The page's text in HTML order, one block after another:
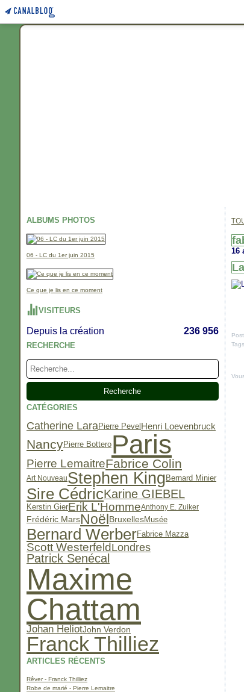
ALBUMS PHOTOS
06 - LC du 1er juin 2015
Ce que je lis en ce moment
VISITEURS
Depuis la création 236 956
RECHERCHE
CATÉGORIES
Catherine LaraPierre PevelHenri Loevenbruck
NancyPierre Bottero Paris
Pierre LemaitreFabrice Colin
Art NouveauStephen KingBernard Minier
Sire CédricKarine GIEBEL
Kerstin GierErik L'HommeAnthony E. Zuiker
Frédéric MarsNoëlBruxellesMusée
Bernard WerberFabrice Mazza
Scott Westerfeld Londres
Patrick Senécal
Maxime
Chattam
Johan HeliotJohn Verdon
Franck Thilliez
ARTICLES RÉCENTS
Rêver - Franck Thilliez
Robe de marié - Pierre Lemaitre
16